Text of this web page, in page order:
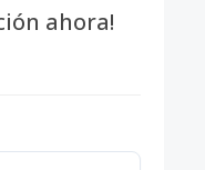
ahora!